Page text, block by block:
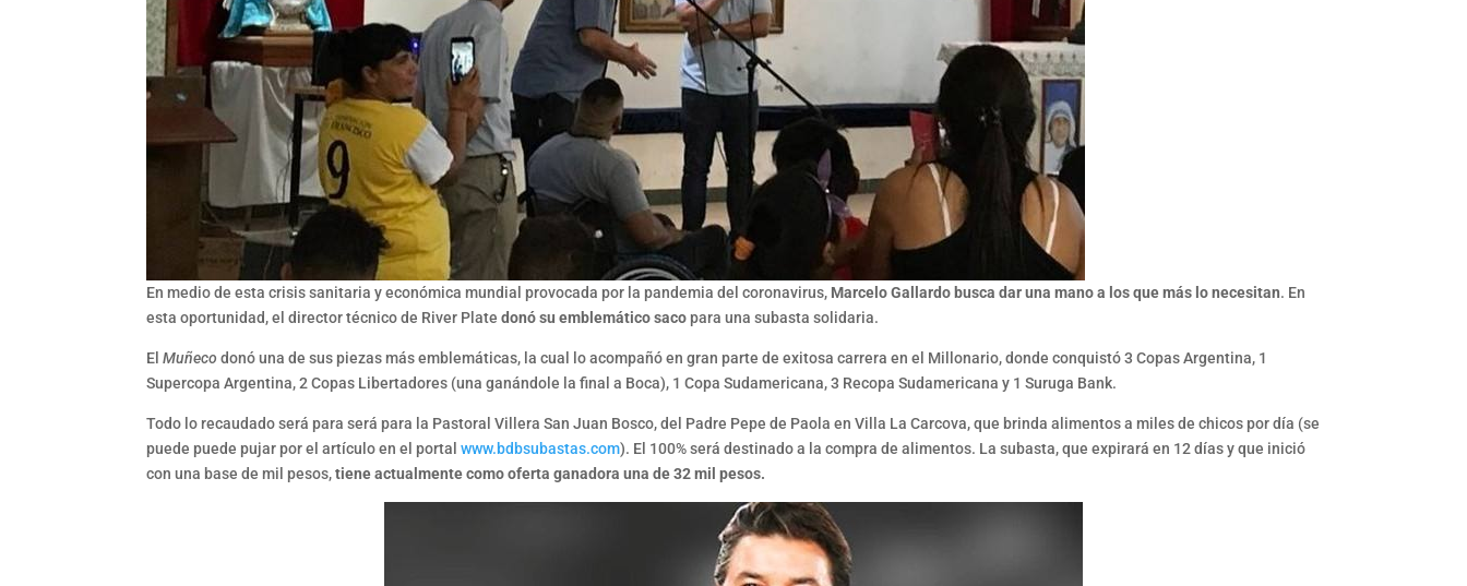
En medio de esta crisis sanitaria y económica mundial provocada por la pandemia del coronavirus, Marcelo Gallardo busca dar una mano a los que más lo necesitan. En
esta oportunidad, el director técnico de River Platedonó su emblemático saco para una subasta solidaria.
ElMuñeco donó una de sus piezas más emblemáticas, la cual lo acompañó en gran parte de exitosa carrera en el Millonario, donde conquistó 3 Copas Argentina, 1
Supercopa Argentina, 2 Copas Libertadores (una ganándole la final a Boca), 1 Copa Sudamericana, 3 Recopa Sudamericana y 1 Suruga Bank.
Todo lo recaudado será para será para la Pastoral Villera San Juan Bosco, del Padre Pepe de Paola en Villa La Carcova, que brinda alimentos a miles de chicos por día (se
puede puede pujar por el artículo en el portalwww.bdbsubastas.com). El 100% será destinado a la compra de alimentos. La subasta, que expirará en 12 días y que inició
con una base de mil pesos,tiene actualmente como oferta ganadora una de 32 mil pesos.